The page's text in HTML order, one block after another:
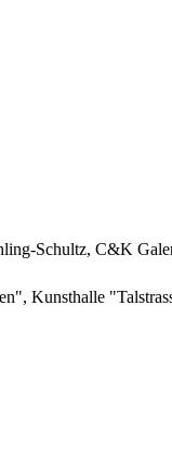
Schultz, C&K
Kunsthalle